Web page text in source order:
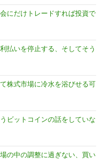
にだけトレードすれば投資で
払いを停止する、そしてそう
株式市場に冷水を浴びせる可
ビットコインの話をしていな
の中の調整に過ぎない、買い